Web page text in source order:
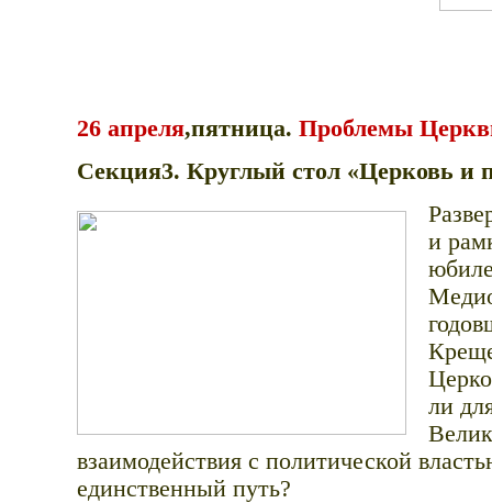
26 апреля,пятница. Проблемы
Секция3. Круглый стол «Церковь и
и
ли
взаимодействия с политической
единственный путь?